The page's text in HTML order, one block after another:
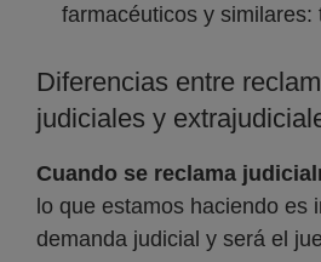
farmacéuticos y similares:
Diferencias entre
judiciales y
Cuando se reclama
lo que estamos haciendo es
demanda judicial y será el